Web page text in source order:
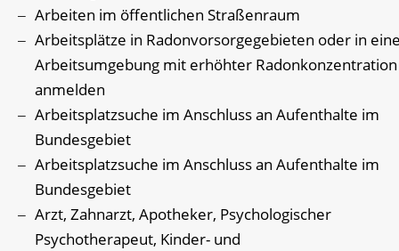
Arbeiten im öffentlichen Straßenraum
Arbeitsplätze in Radonvorsorgegebieten oder in
Arbeitsumgebung mit erhöhter Radonkonzentration
anmelden
Arbeitsplatzsuche im Anschluss an Aufenthalte im
Bundesgebiet
Arbeitsplatzsuche im Anschluss an Aufenthalte im
Bundesgebiet
Arzt, Zahnarzt, Apotheker, Psychologischer
Psychotherapeut, Kinder- und